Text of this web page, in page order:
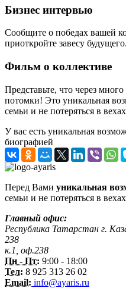
Бизнес интервью
Сообщите о победах вашей
приоткройте завесу будущего.
Фильм о коллективе
Представьте, что через
потомки! Это уникальная
семьи и не потеряться в
У вас есть уникальная
биографией
Перед Вами уникальная
семьи и не потеряться в
Главный офис:
Республика Татарстан г.
238
к.1, оф.238
Пн - Пт: 9:00 - 18:00
Тел: 8 925 313 26 02
Email: info@ayaris.ru